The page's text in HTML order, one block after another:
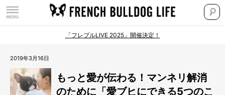
「フレブルLIVE 2025」開催決定！
2019年3月16日
もっと愛が伝わる！マンネリ解消
のために「愛ブヒにできる5つのこ